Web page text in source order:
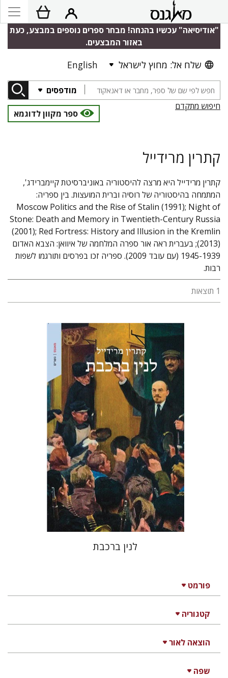
"אודיסיאה" עכשיו בהנחה! מבחר ספרים נוספים במבצע, כעת
באזור המבצעים.
שלח אל: מחוץ לישראל English
מודפסים
חיפוש מתקדם
ספר מקוון לדוגמא
פורמט
קטגוריה
הוצאה לאור
שפה
קתרין מרידייל
קתרין מרידייל היא מרצה להיסטוריה באוניברסיטת קיימברידג',
המתמחה בהיסטוריה של רוסיה וברית המועצות. בין ספריה:
Moscow Politics and the Rise of Stalin (1991); Night of
Stone: Death and Memory in Twentieth-Century Russia
(2001); Red Fortress: History and Illusion in the Kremlin
(2013); בעברית ראה אור ספרה המלחמה של איוואן: הצבא האדום
1945-1939 (עם עובד 2009). ספריה זכו בפרסים ותורגמו לשפות
רבות.
1 תוצאות
קתרין מרידייל
אריאל הירשפלד
יפתח בריל
הנחת אתר ספר מודפס
$35
$32
לנין ברכבת